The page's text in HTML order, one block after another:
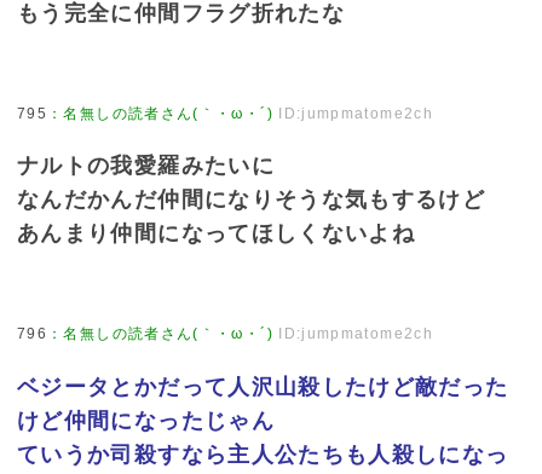
もう完全に仲間フラグ折れたな
795 ：名無しの読者さん(｀・ω・´) ID:jumpmatome2ch
ナルトの我愛羅みたいに
なんだかんだ仲間になりそうな気もするけど
あんまり仲間になってほしくないよね
796 ：名無しの読者さん(｀・ω・´) ID:jumpmatome2ch
ベジータとかだって人沢山殺したけど敵だった
けど仲間になったじゃん
ていうか司殺すなら主人公たちも人殺しになっ